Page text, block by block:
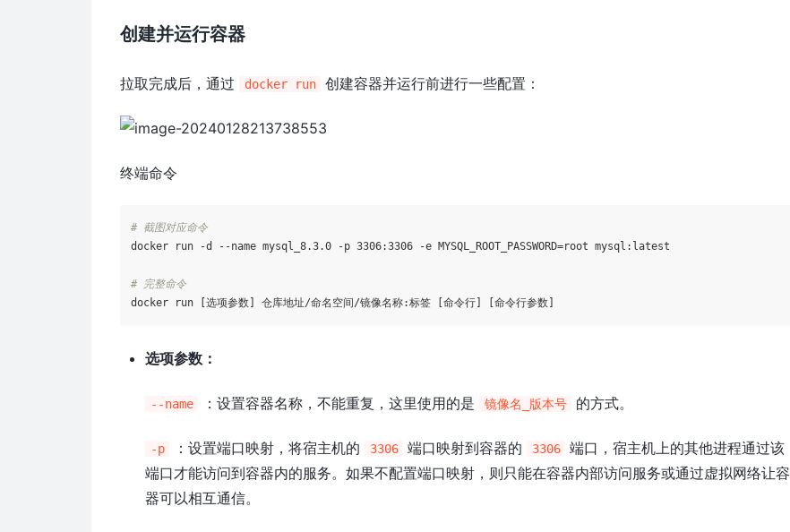
创建并运行容器
拉取完成后，通过 docker run 创建容器并运行前进行一些配置：
终端命令
# 截图对应命令
docker run -d --name mysql_8.3.0 -p 3306:3306 -e MYSQL_ROOT_PASSWORD=root mysql:latest
# 完整命令
选项参数：
--name ：设置容器名称，不能重复，这里使用的是 镜像名_版本号 的方式。
-p ：设置端口映射，将宿主机的 3306 端口映射到容器的 3306
端口，宿主机上的其他进程通过该
端口才能访问到容器内的服务。如果不配置端口映射，则只能在容器内部访问服务或通过虚拟网络让容
器可以相互通信。